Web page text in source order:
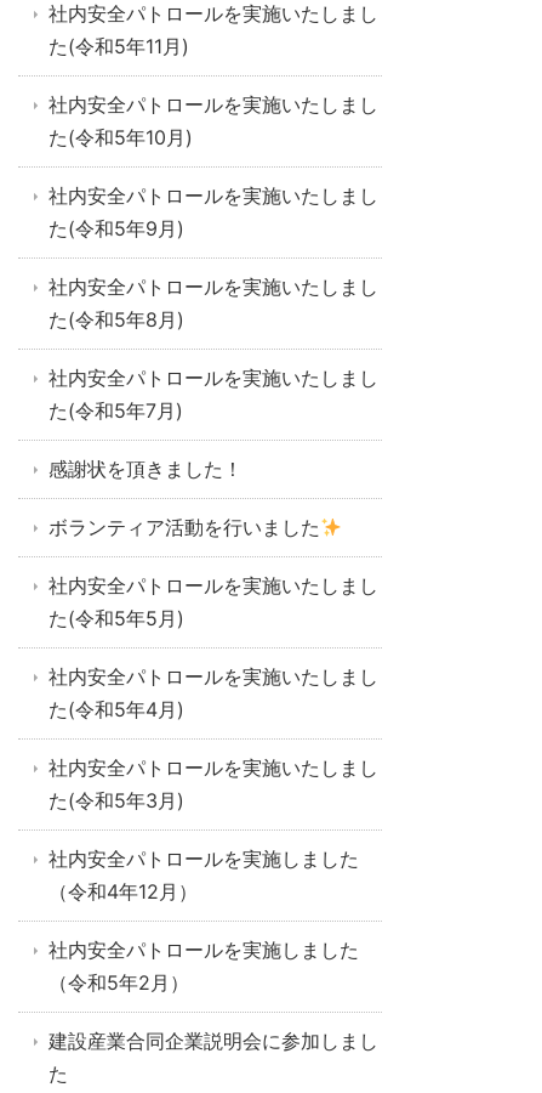
社内安全パトロールを実施いたしまし
た(令和5年11月)
社内安全パトロールを実施いたしまし
た(令和5年10月)
社内安全パトロールを実施いたしまし
た(令和5年9月)
社内安全パトロールを実施いたしまし
た(令和5年8月)
社内安全パトロールを実施いたしまし
た(令和5年7月)
感謝状を頂きました！
ボランティア活動を行いました
社内安全パトロールを実施いたしまし
た(令和5年5月)
社内安全パトロールを実施いたしまし
た(令和5年4月)
社内安全パトロールを実施いたしまし
た(令和5年3月)
社内安全パトロールを実施しました
（令和4年12月）
社内安全パトロールを実施しました
（令和5年2月）
建設産業合同企業説明会に参加しまし
た